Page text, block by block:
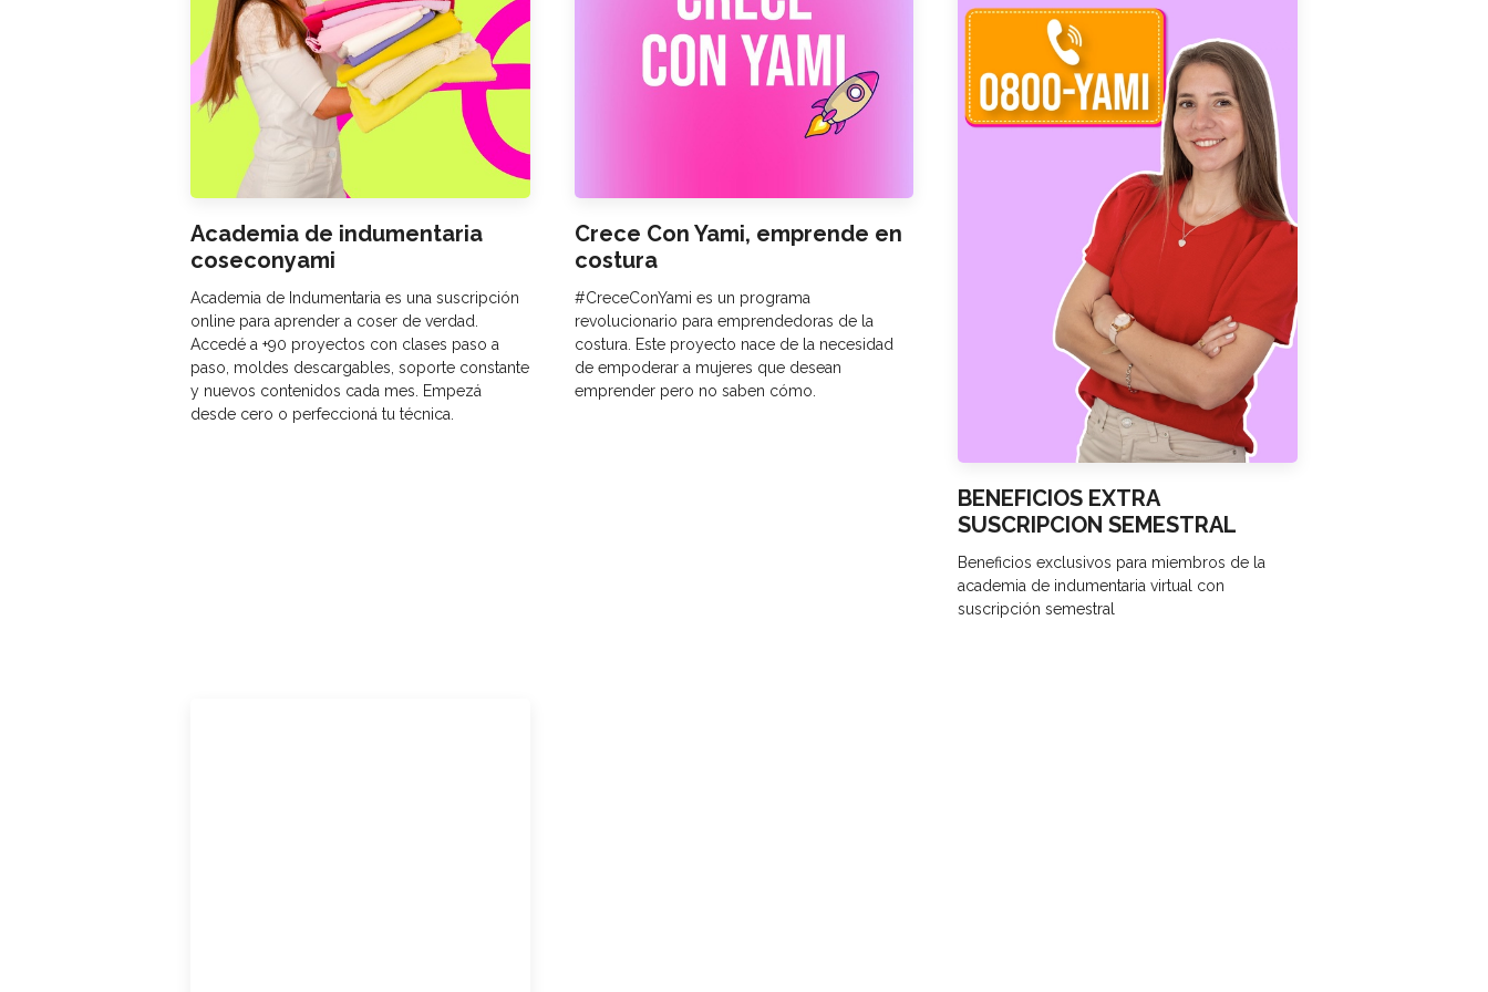
Academia de indumentaria
coseconyami
Academia de Indumentaria es una suscripción
online para aprender a coser de verdad.
Accedé a +90 proyectos con clases paso a
paso, moldes descargables, soporte constante
y nuevos contenidos cada mes. Empezá
desde cero o perfeccioná tu técnica.
Crece Con Yami, emprende en
costura
#CreceConYami es un programa
revolucionario para emprendedoras de la
costura. Este proyecto nace de la necesidad
de empoderar a mujeres que desean
emprender pero no saben cómo.
BENEFICIOS EXTRA
SUSCRIPCION SEMESTRAL
Beneficios exclusivos para miembros de la
academia de indumentaria virtual con
suscripción semestral